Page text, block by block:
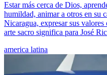
Estar más cerca de Dios,
humildad, animar a otros en su
Nicaragua, expresar sus
arte sacro significa para José
america latina